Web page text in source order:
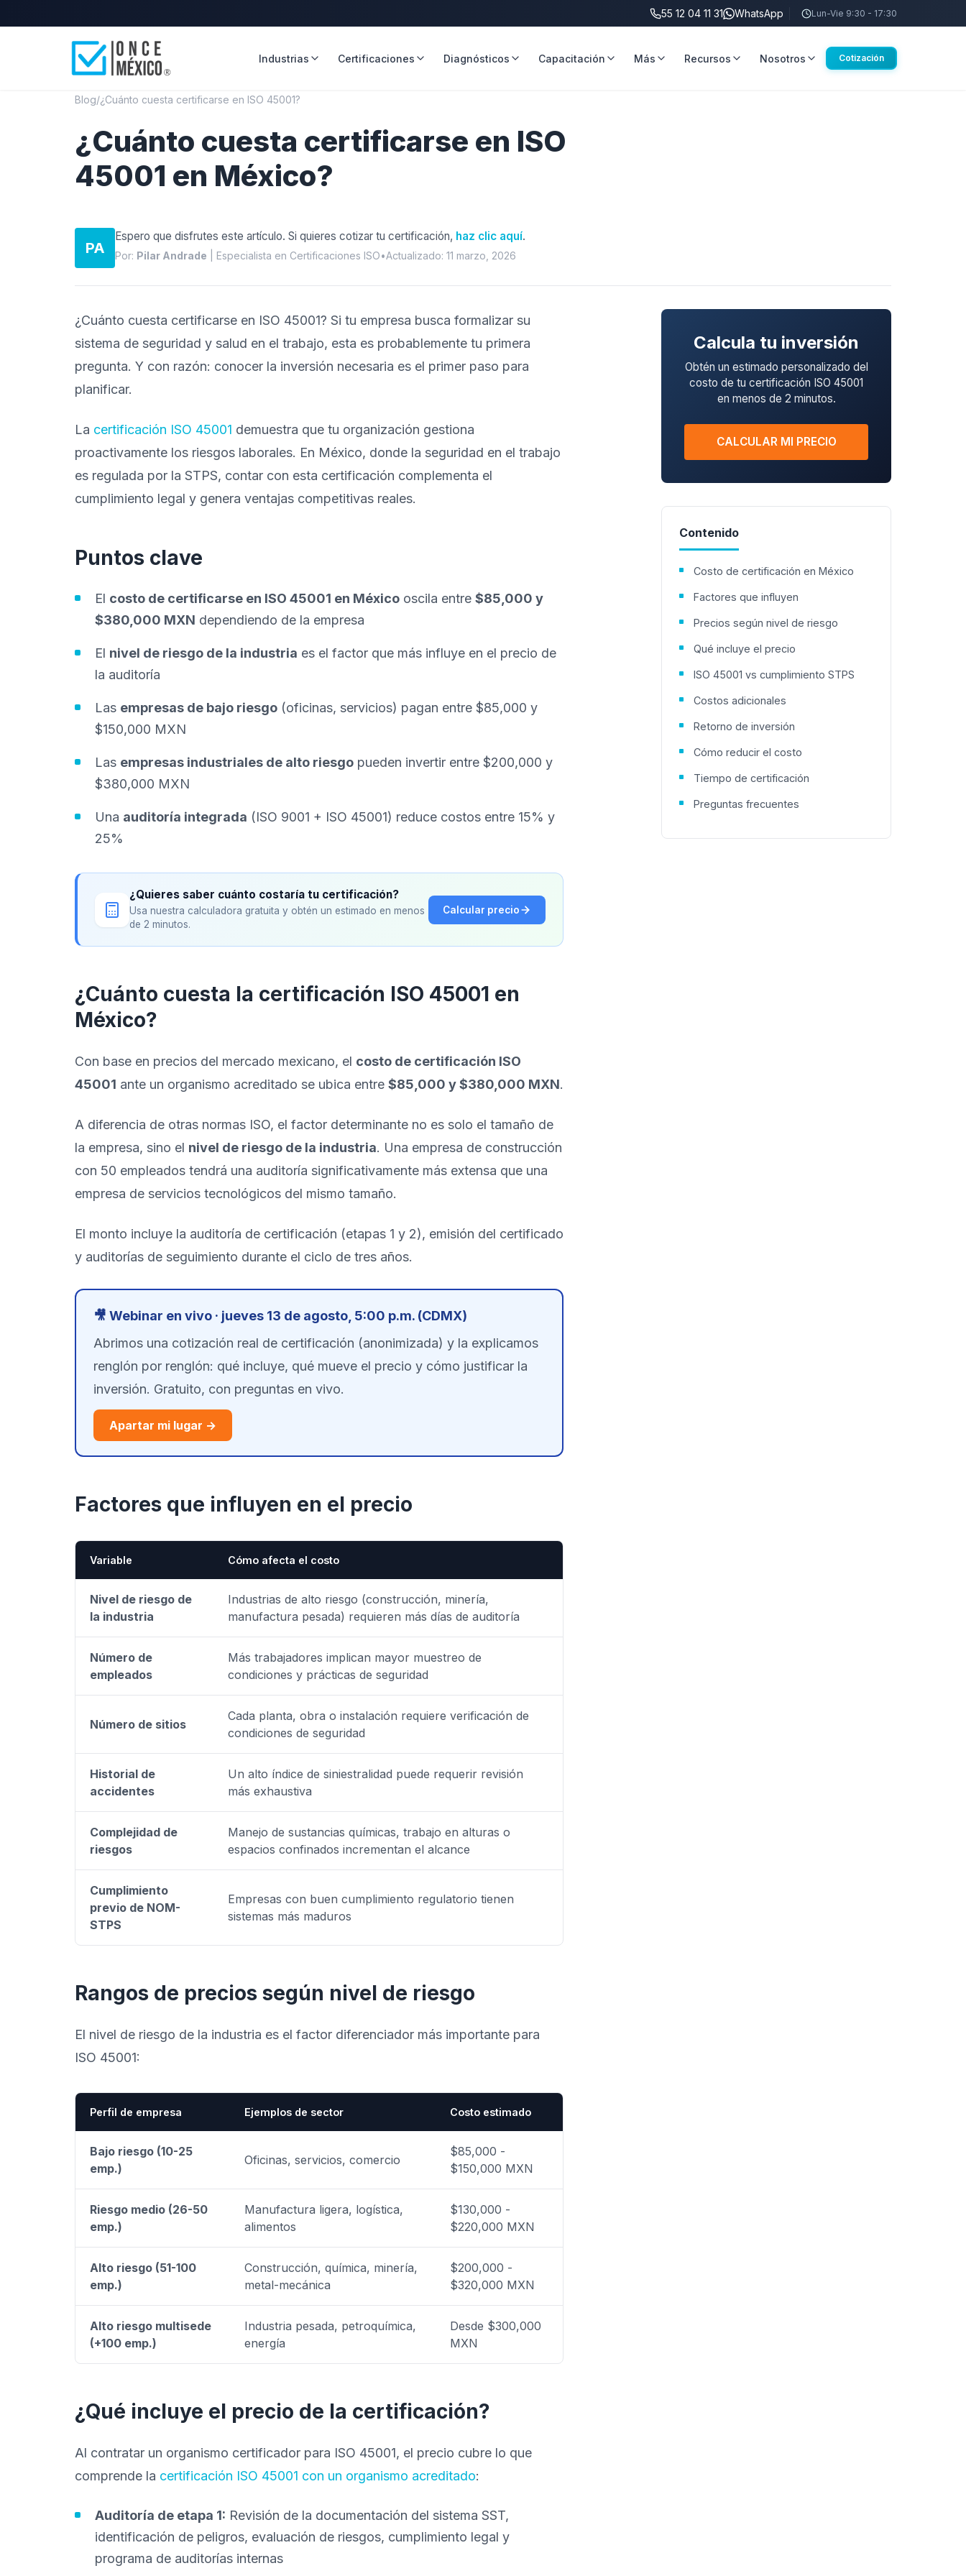
55 12 04 11 31 WhatsApp Lun-Vie 9:30 - 17:30
Industrias Certificaciones Diagnósticos Capacitación Más Recursos Nosotros Cotización
Blog/¿Cuánto cuesta certificarse en ISO 45001?
¿Cuánto cuesta certificarse en ISO
45001 en México?
PA
Espero que disfrutes este artículo. Si quieres cotizar tu certificación, haz clic aquí.
Por: Pilar Andrade | Especialista en Certificaciones ISO•Actualizado: 11 marzo, 2026
¿Cuánto cuesta certificarse en ISO 45001? Si tu empresa busca formalizar su
sistema de seguridad y salud en el trabajo, esta es probablemente tu primera
pregunta. Y con razón: conocer la inversión necesaria es el primer paso para
planificar.
La certificación ISO 45001 demuestra que tu organización gestiona
proactivamente los riesgos laborales. En México, donde la seguridad en el trabajo
es regulada por la STPS, contar con esta certificación complementa el
cumplimiento legal y genera ventajas competitivas reales.
Puntos clave
El costo de certificarse en ISO 45001 en México oscila entre $85,000 y
$380,000 MXN dependiendo de la empresa
El nivel de riesgo de la industria es el factor que más influye en el precio de
la auditoría
Las empresas de bajo riesgo (oficinas, servicios) pagan entre $85,000 y
$150,000 MXN
Las empresas industriales de alto riesgo pueden invertir entre $200,000 y
$380,000 MXN
Una auditoría integrada (ISO 9001 + ISO 45001) reduce costos entre 15% y
25%
¿Quieres saber cuánto costaría tu certificación?
Usa nuestra calculadora gratuita y obtén un estimado en menos
de 2 minutos.
Calcular precio
¿Cuánto cuesta la certificación ISO 45001 en
México?
Con base en precios del mercado mexicano, el costo de certificación ISO
45001 ante un organismo acreditado se ubica entre $85,000 y $380,000 MXN.
A diferencia de otras normas ISO, el factor determinante no es solo el tamaño de
la empresa, sino el nivel de riesgo de la industria. Una empresa de construcción
con 50 empleados tendrá una auditoría significativamente más extensa que una
empresa de servicios tecnológicos del mismo tamaño.
El monto incluye la auditoría de certificación (etapas 1 y 2), emisión del certificado
y auditorías de seguimiento durante el ciclo de tres años.
🎥 Webinar en vivo · jueves 13 de agosto, 5:00 p.m. (CDMX)
Abrimos una cotización real de certificación (anonimizada) y la explicamos
renglón por renglón: qué incluye, qué mueve el precio y cómo justificar la
inversión. Gratuito, con preguntas en vivo.
Apartar mi lugar →
Factores que influyen en el precio
Variable Cómo afecta el costo
Nivel de riesgo de
la industria
Industrias de alto riesgo (construcción, minería,
manufactura pesada) requieren más días de auditoría
Número de
empleados
Más trabajadores implican mayor muestreo de
condiciones y prácticas de seguridad
Número de sitios
Cada planta, obra o instalación requiere verificación de
condiciones de seguridad
Historial de
accidentes
Un alto índice de siniestralidad puede requerir revisión
más exhaustiva
Complejidad de
riesgos
Manejo de sustancias químicas, trabajo en alturas o
espacios confinados incrementan el alcance
Cumplimiento
previo de NOM-
STPS
Empresas con buen cumplimiento regulatorio tienen
sistemas más maduros
Rangos de precios según nivel de riesgo
El nivel de riesgo de la industria es el factor diferenciador más importante para
ISO 45001:
Perfil de empresa Ejemplos de sector Costo estimado
Bajo riesgo (10-25
emp.)
Oficinas, servicios, comercio
$85,000 -
$150,000 MXN
Riesgo medio (26-50
emp.)
Manufactura ligera, logística,
alimentos
$130,000 -
$220,000 MXN
Alto riesgo (51-100
emp.)
Construcción, química, minería,
metal-mecánica
$200,000 -
$320,000 MXN
Alto riesgo multisede
(+100 emp.)
Industria pesada, petroquímica,
energía
Desde $300,000
MXN
¿Qué incluye el precio de la certificación?
Al contratar un organismo certificador para ISO 45001, el precio cubre lo que
comprende la certificación ISO 45001 con un organismo acreditado:
Auditoría de etapa 1: Revisión de la documentación del sistema SST,
identificación de peligros, evaluación de riesgos, cumplimiento legal y
programa de auditorías internas
Calcula tu inversión
Obtén un estimado personalizado del
costo de tu certificación ISO 45001
en menos de 2 minutos.
CALCULAR MI PRECIO
Contenido
Costo de certificación en México
Factores que influyen
Precios según nivel de riesgo
Qué incluye el precio
ISO 45001 vs cumplimiento STPS
Costos adicionales
Retorno de inversión
Cómo reducir el costo
Tiempo de certificación
Preguntas frecuentes